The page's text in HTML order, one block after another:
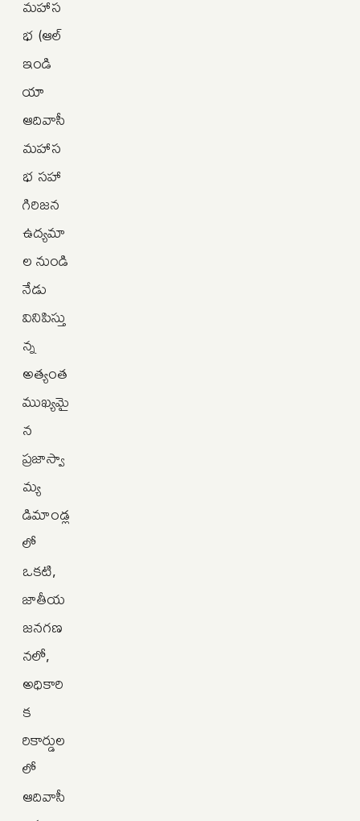
మహాస
భ (ఆల్‌
ఇండి
యా
ఆదివాసీ
మహాస
భ సహా
గిరిజన
ఉద్యమా
ల నుండి
నేడు
వినిపిస్తు
న్న
అత్యంత
ముఖ్యమై
న
ప్రజాస్వా
మ్య
డిమాండ్ల
లో
ఒకటి,
జాతీయ
జనగణ
నలో,
అధికారి
క
రికార్డుల
లో
ఆదివాసీ